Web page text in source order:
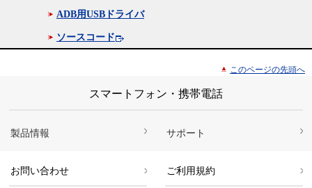
ADB用USBドライバ
ソースコード
このページの先頭へ
スマートフォン・携帯電話
製品情報 サポート
お問い合わせ ご利用規約